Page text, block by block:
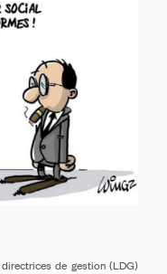
de gestion (LDG)